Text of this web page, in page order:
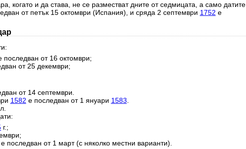
когато и да става, не се разместват дните от седмицата, а само датите
от петък 15 октомври (Испания), и сряда 2 септември 1752 е
последван от 16 октомври;
от 25 декември;
от 14 септември.
1582 е последван от 1 януари 1583.
г.;
е последван от 1 март (с няколко местни варианти).